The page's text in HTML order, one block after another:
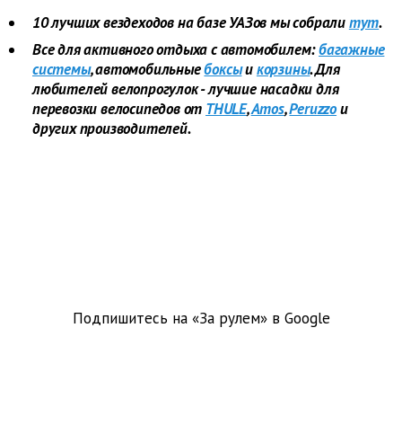
10 лучших вездеходов на базе УАЗов мы собралитут.
Все для активного отдыха с автомобилем:багажные
системы, автомобильныебоксыикорзины. Для
любителей велопрогулок - лучшие насадки для
перевозки велосипедов от THULE,Amos,Peruzzoи
других производителей.
Подпишитесь на «За рулем» в Google